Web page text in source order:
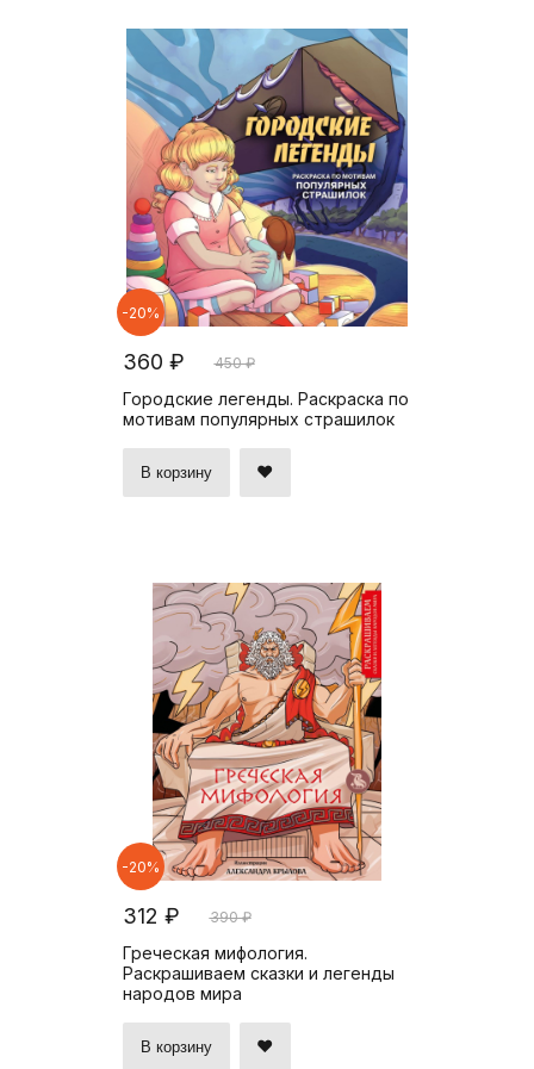
-20%
360 ₽ 450 ₽
Городские легенды. Раскраска по
мотивам популярных страшилок
В корзину
-20%
312 ₽ 390 ₽
Греческая мифология.
Раскрашиваем сказки и легенды
народов мира
В корзину